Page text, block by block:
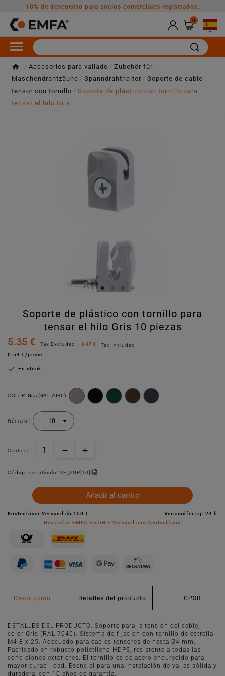
10% de descuento para socios comerciales registrados.
0

Accesorios para vallado
Zubehör für
Maschendrahtzäune
Spanndrahthalter
Soporte de cable
tensor con tornillo
Soporte de plástico con tornillo para
tensar el hilo Gris
Soporte de plástico con tornillo para
tensar el hilo Gris 10 piezas
5.35 €
Tax Excluded 6.47 €
Tax Included
0.54 €/piece
 En stock
COLOR: Gris (RAL 7040)
Número :
Cantidad :
Código de artículo: SP_SGR[10]
Añadir al carrito
Kostenloser Versand ab 150 €
Versandfertig: 24 h
Hersteller EMFA GmbH – Versand aus Deutschland
Descripción Detalles del producto GPSR
DETALLES DEL PRODUCTO: Soporte para la tensión del cable,
color Gris (RAL 7040). Sistema de fijación con tornillo de estrella
M4.8 x 25. Adecuado para cables tensores de hasta Ø4 mm.
Fabricado en robusto polietileno HDPE, resistente a todas las
condiciones exteriores. El tornillo es de acero endurecido para
mayor durabilidad. Esencial para una instalación de vallas sólida y
duradera, con 10 años de garantía.